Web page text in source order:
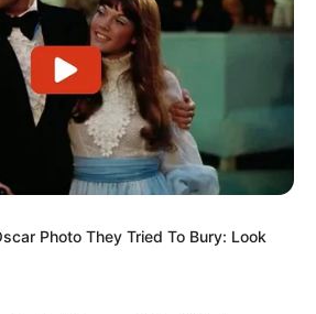
Photo They Tried To Bury: Look